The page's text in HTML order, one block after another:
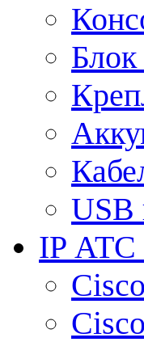
USB
IP АТС